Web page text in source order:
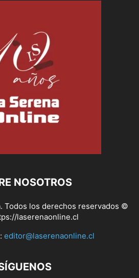
NOSOTROS
Todos los derechos reservados ©
laserenaonline.cl
editor@laserenaonline.cl